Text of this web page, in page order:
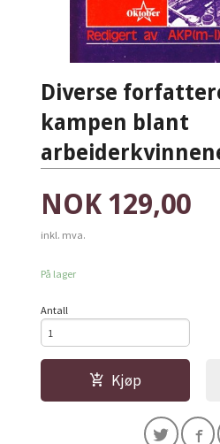
Diverse
kampen blant
Pris
NOK 129,00
inkl. mva.
På lager
Antall
Kjøp